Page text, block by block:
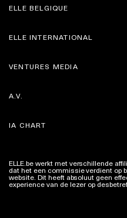
ELLE BELGIQUE
ELLE INTERNATIONAL
VENTURES MEDIA
A.V.
IA CHART
ELLE.be werkt met verschillende
dat het een commissie verdient op
website. Dit heeft absoluut geen
experience van de lezer op